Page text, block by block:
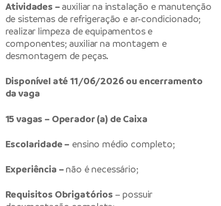
Atividades – auxiliar na instalação e manutenção
de sistemas de refrigeração e ar-condicionado;
realizar limpeza de equipamentos e
componentes; auxiliar na montagem e
desmontagem de peças.
Disponível até 11/06/2026 ou encerramento
da vaga
15 vagas – Operador (a) de Caixa
Escolaridade – ensino médio completo;
Experiência – não é necessário;
Requisitos Obrigatórios – possuir